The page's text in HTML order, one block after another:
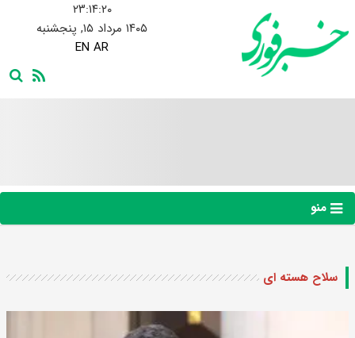
۲۳:۱۴:۲۱
۱۴۰۵ مرداد ۱۵, پنجشنبه
EN AR
منو
سلاح هسته ای